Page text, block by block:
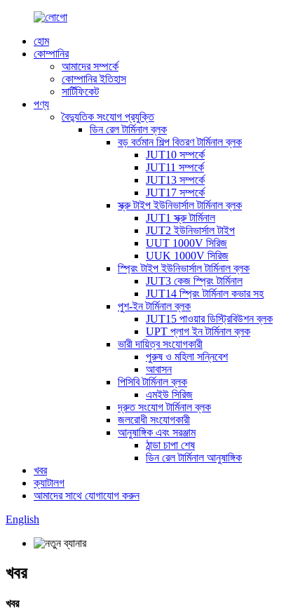
হোম
কোম্পানির
আমাদের সম্পর্কে
কোম্পানির ইতিহাস
সার্টিফিকেট
পণ্য
বৈদ্যুতিক সংযোগ প্রযুক্তি
ডিন রেল টার্মিনাল ব্লক
বড় বর্তমান শিল্প বিতরণ টার্মিনাল ব্লক
JUT10 সম্পর্কে
JUT11 সম্পর্কে
JUT13 সম্পর্কে
JUT17 সম্পর্কে
স্ক্রু টাইপ ইউনিভার্সাল টার্মিনাল ব্লক
JUT1 স্ক্রু টার্মিনাল
JUT2 ইউনিভার্সাল টাইপ
UUT 1000V সিরিজ
UUK 1000V সিরিজ
স্প্রিং টাইপ ইউনিভার্সাল টার্মিনাল ব্লক
JUT3 কেজ স্প্রিং টার্মিনাল
JUT14 স্প্রিং টার্মিনাল কভার সহ
পুশ-ইন টার্মিনাল ব্লক
JUT15 পাওয়ার ডিস্ট্রিবিউশন ব্লক
UPT প্লাগ ইন টার্মিনাল ব্লক
ভারী দায়িত্ব সংযোগকারী
পুরুষ ও মহিলা সন্নিবেশ
আবাসন
পিসিবি টার্মিনাল ব্লক
এমইউ সিরিজ
দ্রুত সংযোগ টার্মিনাল ব্লক
জলরোধী সংযোগকারী
আনুষাঙ্গিক এবং সরঞ্জাম
ঠান্ডা চাপা শেষ
ডিন রেল টার্মিনাল আনুষাঙ্গিক
খবর
ক্যাটালগ
আমাদের সাথে যোগাযোগ করুন
English
খবর
খবর